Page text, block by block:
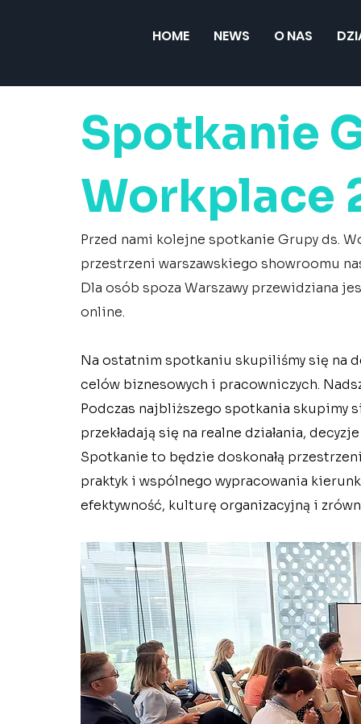
HOME NEWS O NAS
Spotkanie
Workplace
Przed nami kolejne spotkanie Grupy ds.
przestrzeni warszawskiego showroomu
Dla osób spoza Warszawy przewidziana
online.
Na ostatnim spotkaniu skupiliśmy się na
celów biznesowych i pracowniczych.
Podczas najbliższego spotkania skupimy
przekładają się na realne działania,
Spotkanie to będzie doskonałą
praktyk i wspólnego wypracowania
efektywność, kulturę organizacyjną i